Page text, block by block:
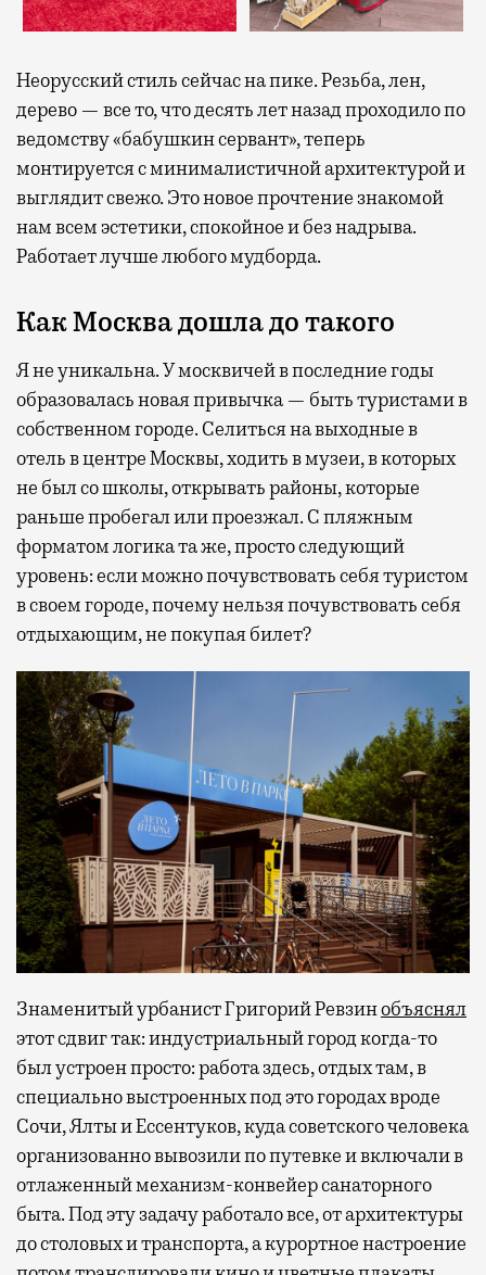
Неорусский стиль сейчас на пике. Резьба, лен,
дерево — все то, что десять лет назад проходило по
ведомству «бабушкин сервант», теперь
монтируется с минималистичной архитектурой и
выглядит свежо. Это новое прочтение знакомой
нам всем эстетики, спокойное и без надрыва.
Работает лучше любого мудборда.
Как Москва дошла до такого
Я не уникальна. У москвичей в последние годы
образовалась новая привычка — быть туристами в
собственном городе. Селиться на выходные в
отель в центре Москвы, ходить в музеи, в которых
не был со школы, открывать районы, которые
раньше пробегал или проезжал. С пляжным
форматом логика та же, просто следующий
уровень: если можно почувствовать себя туристом
в своем городе, почему нельзя почувствовать себя
отдыхающим, не покупая билет?
Знаменитый урбанист Григорий Ревзинобъяснял
этот сдвиг так: индустриальный город когда-то
был устроен просто: работа здесь, отдых там, в
специально выстроенных под это городах вроде
Сочи, Ялты и Ессентуков, куда советского человека
организованно вывозили по путевке и включали в
отлаженный механизм-конвейер санаторного
быта. Под эту задачу работало все, от архитектуры
до столовых и транспорта, а курортное настроение